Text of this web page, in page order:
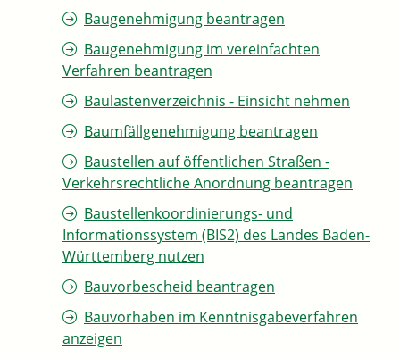
Baugenehmigung beantragen
Baugenehmigung im vereinfachten
Verfahren beantragen
Baulastenverzeichnis - Einsicht nehmen
Baumfällgenehmigung beantragen
Baustellen auf öffentlichen Straßen -
Verkehrsrechtliche Anordnung beantragen
Baustellenkoordinierungs- und
Informationssystem (BIS2) des Landes Baden-
Württemberg nutzen
Bauvorbescheid beantragen
Bauvorhaben im Kenntnisgabeverfahren
anzeigen